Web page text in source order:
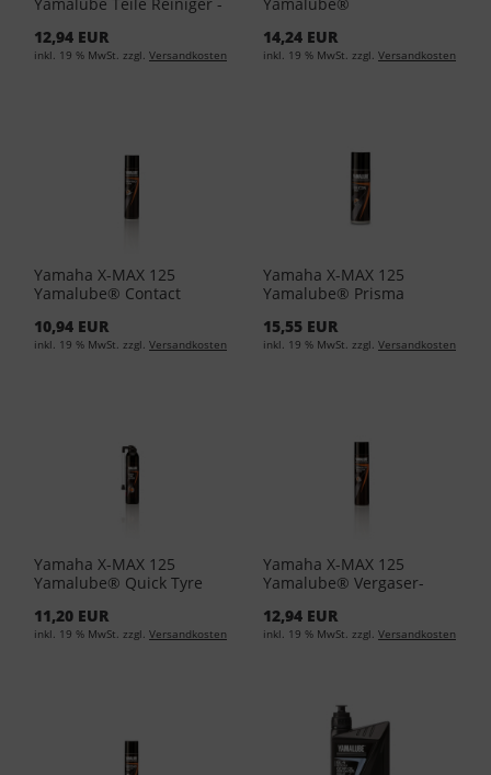
Yamalube Teile Reiniger -
24,85/L)
12,94 EUR
inkl. 19 % MwSt. zzgl. Versandkosten
Yamalube®
YMD-65049-A0-81 (EUR
24,88/L)
14,24 EUR
inkl. 19 % MwSt. zzgl. Versandkosten
Yamaha X-MAX 125
Yamalube® Contact
65049-A0-91 (EUR 24,88/L)
10,94 EUR
inkl. 19 % MwSt. zzgl. Versandkosten
Yamaha X-MAX 125
Yamalube® Prisma
A0-41 (EUR 43,17/L)
15,55 EUR
inkl. 19 % MwSt. zzgl. Versandkosten
Yamaha X-MAX 125
Yamalube® Quick Tyre
ML YMD-65049-A1-11
(EUR 33,17/L)
11,20 EUR
inkl. 19 % MwSt. zzgl. Versandkosten
Yamaha X-MAX 125
Yamalube® Vergaser-
400ml YMD-65049-A1-01
(EUR 24,88/L)
12,94 EUR
inkl. 19 % MwSt. zzgl. Versandkosten